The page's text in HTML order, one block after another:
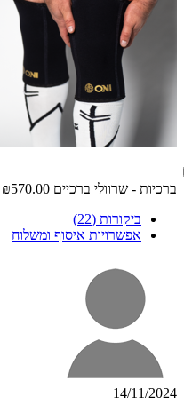
ברכיות - שרוולי ברכיים ONI PRO ₪570.00
ביקורות (22)
אפשרויות איסוף ומשלוח
14/11/2024